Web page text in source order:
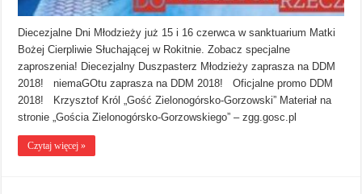
Diecezjalne Dni Młodzieży już 15 i 16 czerwca w sanktuarium Matki
Bożej Cierpliwie Słuchającej w Rokitnie. Zobacz specjalne
zaproszenia! Diecezjalny Duszpasterz Młodzieży zaprasza na DDM
2018! niemaGOtu zaprasza na DDM 2018! Oficjalne promo DDM
2018! Krzysztof Król „Gość Zielonogórsko-Gorzowski” Materiał na
stronie „Gościa Zielonogórsko-Gorzowskiego” – zgg.gosc.pl
Czytaj więcej »